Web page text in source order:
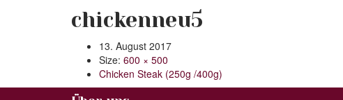
chickenneu5
13. August 2017
Size: 600 × 500
Chicken Steak (250g /400g)